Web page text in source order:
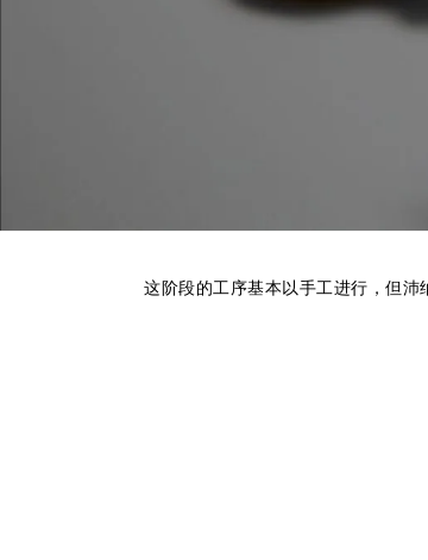
这阶段的工序基本以手工进行，但